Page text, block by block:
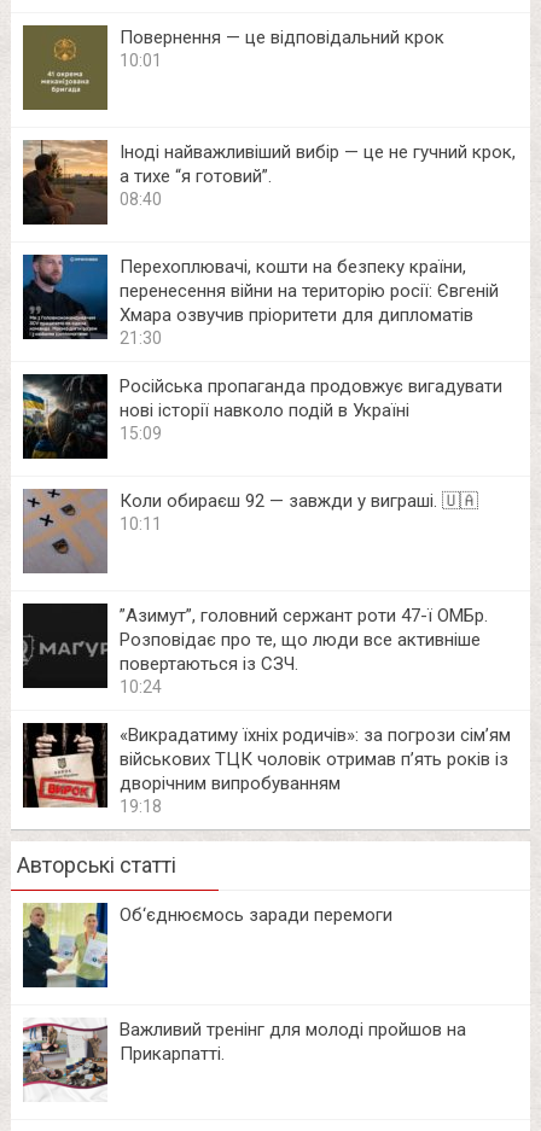
Повернення — це відповідальний крок
10:01
Іноді найважливіший вибір — це не гучний крок,
а тихе “я готовий”.
08:40
Перехоплювачі, кошти на безпеку країни,
перенесення війни на територію росії: Євгеній
Хмара озвучив пріоритети для дипломатів
21:30
Російська пропаганда продовжує вигадувати
нові історії навколо подій в Україні
15:09
Коли обираєш 92 — завжди у виграші. 🇺🇦
10:11
⁨”Азимут”, головний сержант роти 47-ї ОМБр.
Розповідає про те, що люди все активніше
повертаються із СЗЧ.
10:24
«Викрадатиму їхніх родичів»: за погрози сім’ям
військових ТЦК чоловік отримав п’ять років із
дворічним випробуванням
19:18
Авторські статті
Об‘єднюємось заради перемоги
Важливий тренінг для молоді пройшов на
Прикарпатті.